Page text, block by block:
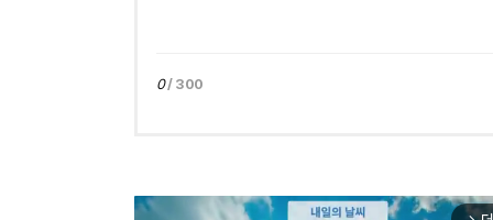
0/ 300